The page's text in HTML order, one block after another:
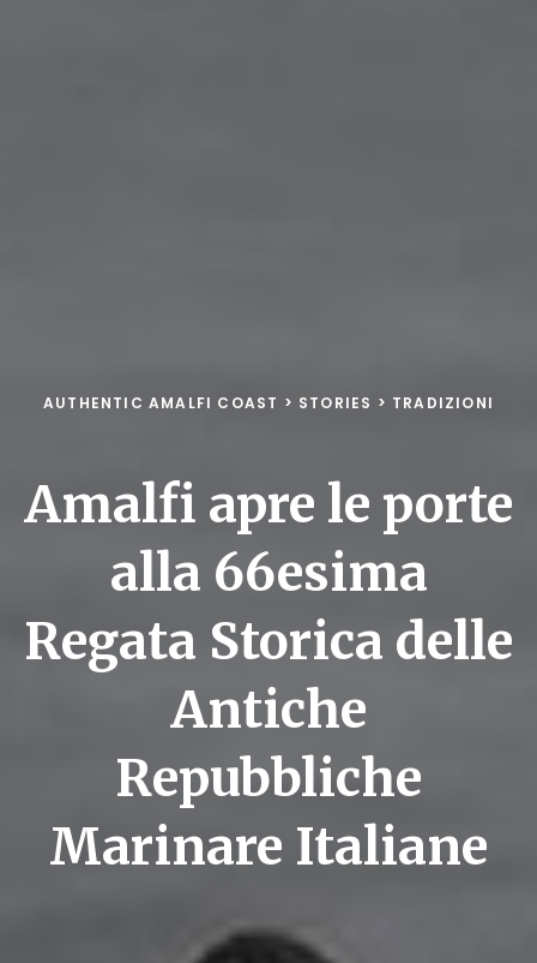
AUTHENTIC AMALFI COAST > STORIES > TRADIZIONI
Amalfi apre le porte
alla 66esima
Regata Storica delle
Antiche
Repubbliche
Marinare Italiane